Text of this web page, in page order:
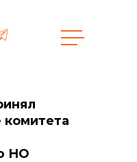
комитета
НО